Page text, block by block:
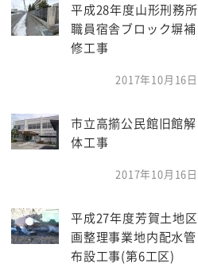
平成28年度山形刑務所
職員宿舎ブロック塀補
修工事
2017年10月16日
市立高擶公民館旧館解
体工事
2017年10月16日
平成27年度芳賀土地区
画整理事業地内配水管
布設工事(第6工区)